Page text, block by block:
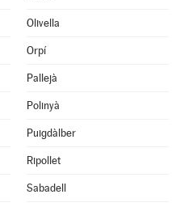
Olivella
Orpí
Pallejà
Polinyà
Puigdàlber
Ripollet
Sabadell